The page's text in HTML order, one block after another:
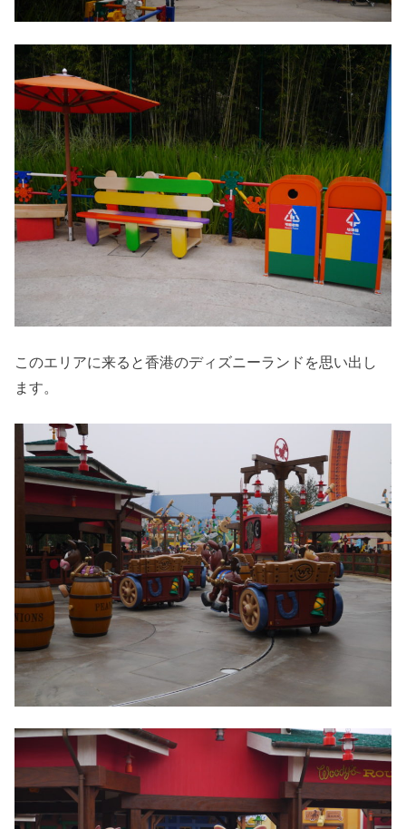
このエリアに来ると香港のディズニーランドを思い出し
ます。